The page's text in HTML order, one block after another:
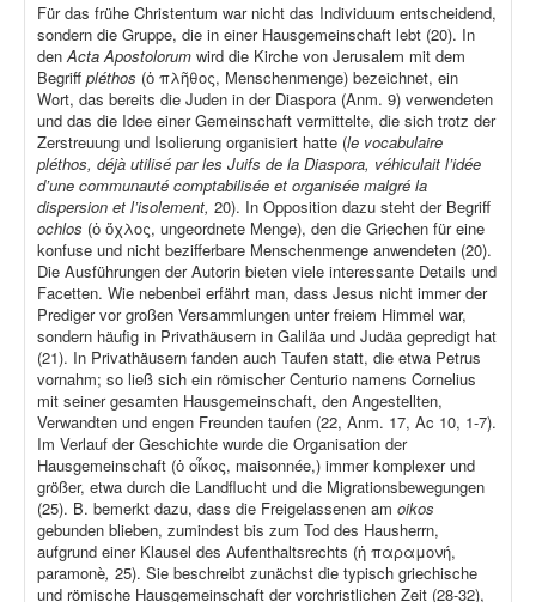
Für das frühe Christentum war nicht das Individuum entscheidend,
sondern die Gruppe, die in einer Hausgemeinschaft lebt (20). In
denActa Apostolorum wird die Kirche von Jerusalem mit dem
Begriff pléthos (ὁ πλῆθος, Menschenmenge) bezeichnet, ein
Wort, das bereits die Juden in der Diaspora (Anm. 9) verwendeten
und das die Idee einer Gemeinschaft vermittelte, die sich trotz der
Zerstreuung und Isolierung organisiert hatte (le vocabulaire
pléthos, déjà utilisé par les Juifs de la Diaspora, véhiculait l’idée
d’une communauté comptabilisée et organisée malgré la
dispersion et l’isolement, 20). In Opposition dazu steht der Begriff
ochlos (ὁ ὄχλος, ungeordnete Menge), den die Griechen für eine
konfuse und nicht bezifferbare Menschenmenge anwendeten (20).
Die Ausführungen der Autorin bieten viele interessante Details und
Facetten. Wie nebenbei erfährt man, dass Jesus nicht immer der
Prediger vor großen Versammlungen unter freiem Himmel war,
sondern häufig in Privathäusern in Galiläa und Judäa gepredigt hat
(21). In Privathäusern fanden auch Taufen statt, die etwa Petrus
vornahm; so ließ sich ein römischer Centurio namens Cornelius
mit seiner gesamten Hausgemeinschaft, den Angestellten,
Verwandten und engen Freunden taufen (22, Anm. 17, Ac 10, 1-7).
Im Verlauf der Geschichte wurde die Organisation der
Hausgemeinschaft (ὁ οἶκος, maisonnée,) immer komplexer und
größer, etwa durch die Landflucht und die Migrationsbewegungen
(25). B. bemerkt dazu, dass die Freigelassenen am oikos
gebunden blieben, zumindest bis zum Tod des Hausherrn,
aufgrund einer Klausel des Aufenthaltsrechts (ἡ παραμονή,
paramonè, 25). Sie beschreibt zunächst die typisch griechische
und römische Hausgemeinschaft der vorchristlichen Zeit (28-32),